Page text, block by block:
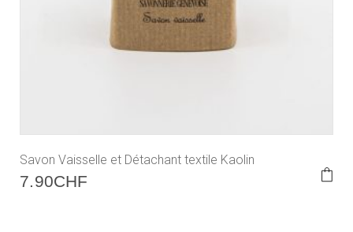
Savon Vaisselle et Détachant textile Kaolin
7.90CHF